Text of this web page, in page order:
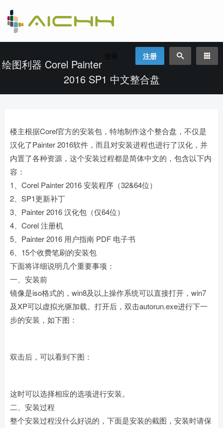
注册
绘图利器 Corel Painter
2016 SP1 中文整合盘
楼主根据Corel官方的安装包，特地制作这个整合盘，不仅是
汉化了Painter 2016软件，而且对安装进程也进行了汉化，并
内置了各种资源，这个安装过程都是简体中文的，包含以下内
容：
1、Corel Painter 2016 安装程序（32&64位）
2、SP1更新补丁
3、Painter 2016 汉化包（仅64位）
4、Corel 注册机
5、Painter 2016 用户指南 PDF 电子书
6、15个收费笔刷的安装包
下面将详细说明几个重要事项：
一、安装前
镜像是iso格式的，win8及以上操作系统可以直接打开，win7
及XP可以虚拟光驱加载。打开后，双击autorun.exe进行下一
步的安装，如下图：
双击后，可以看到下图：
这时可以选择相应的选项进行安装。
二、安装过程
整个安装过程没什么好说的，下面是安装的截图，安装时请保